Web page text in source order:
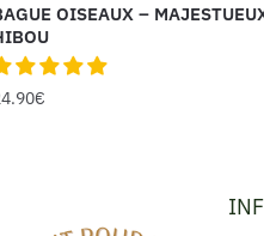
OISEAUX –
€